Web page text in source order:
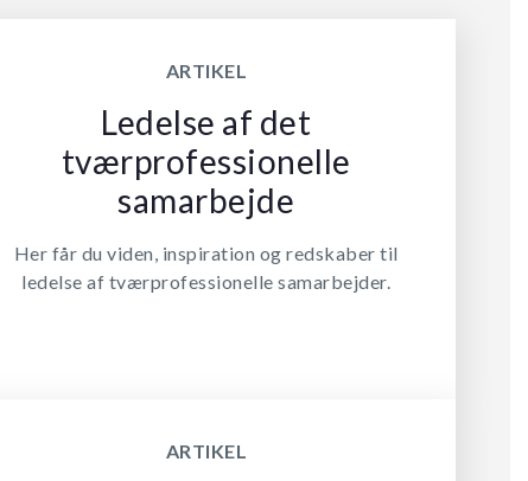
ARTIKEL
Ledelse af det
tværprofessionelle
samarbejde
Her får du viden, inspiration og redskaber til
ledelse af tværprofessionelle samarbejder.
ARTIKEL